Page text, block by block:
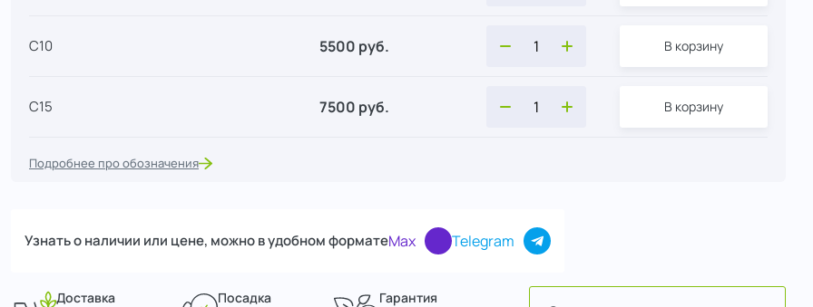
С10 5500 руб. В корзину
С15 7500 руб. В корзину
Подробнее про обозначения
Узнать о наличии или цене, можно в удобном форматеMax Telegram
Доставка Посадка Гарантия